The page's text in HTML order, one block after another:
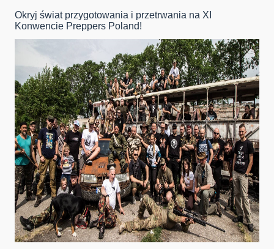
Okryj świat przygotowania i przetrwania na XI
Konwencie Preppers Poland!